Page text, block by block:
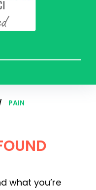
PAIN
what you’re